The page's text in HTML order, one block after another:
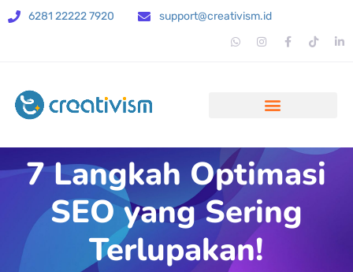
6281 22222 7920 support@creativism.id
7 Langkah Optimasi
SEO yang Sering
Terlupakan!